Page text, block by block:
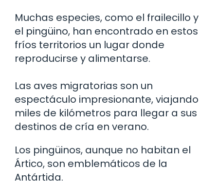
Muchas especies, como el frailecillo y
el pingüino, han encontrado en estos
fríos territorios un lugar donde
reproducirse y alimentarse.
Las aves migratorias son un
espectáculo impresionante, viajando
miles de kilómetros para llegar a sus
destinos de cría en verano.
Los pingüinos, aunque no habitan el
Ártico, son emblemáticos de la
Antártida.